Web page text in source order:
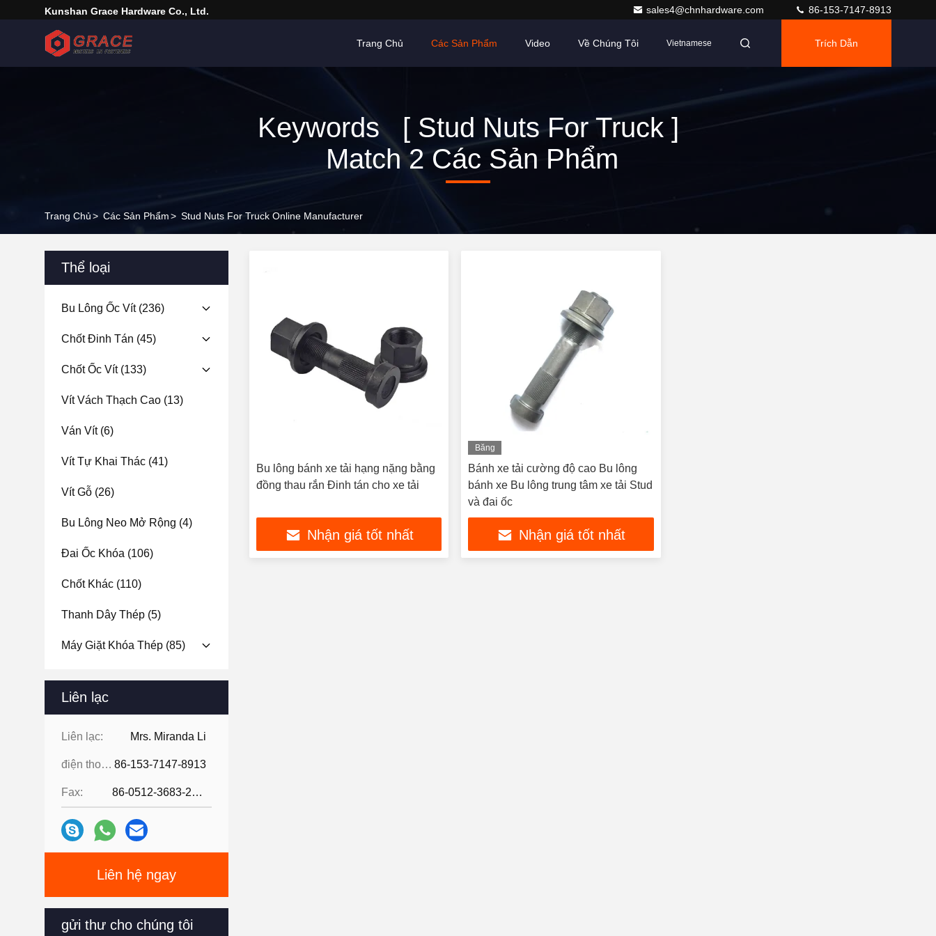
Kunshan Grace Hardware Co., Ltd. sales4@chnhardware.com 86-153-7147-8913
Trang Chủ Các Sản Phẩm Video Về Chúng Tôi Vietnamese Trích Dẫn
Keywords [ Stud Nuts For Truck ]
Match 2 Các Sản Phẩm
Trang Chủ> Các Sản Phẩm> Stud Nuts For Truck Online Manufacturer
Thể loại
Bu Lông Ốc Vít(236)
Chốt Đinh Tán (45)
Chốt Ốc Vít(133)
Vít Vách Thạch Cao (13)
Ván Vít(6)
Vít Tự Khai Thác (41)
Vít Gỗ (26)
Bu Lông Neo Mở Rộng (4)
Đai Ốc Khóa (106)
Chốt Khác (110)
Thanh Dây Thép (5)
Máy Giặt Khóa Thép (85)
Liên lạc
Liên lạc: Mrs. Miranda Li
điện thoại: 86-153-7147-8913
Fax: 86-0512-3683-2631
Liên hệ ngay
gửi thư cho chúng tôi
Bu lông bánh xe tải hạng nặng bằng
đồng thau rắn Đinh tán cho xe tải
Nhận giá tốt nhất
Băng
hình
Bánh xe tải cường độ cao Bu lông
bánh xe Bu lông trung tâm xe tải Stud
và đai ốc
Nhận giá tốt nhất